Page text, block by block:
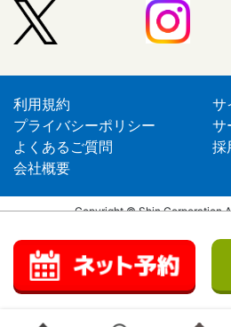
利用規約
サ
プライバシーポリシー
サ
よくあるご質問
採
会社概要
Copyright © Shin Corporation